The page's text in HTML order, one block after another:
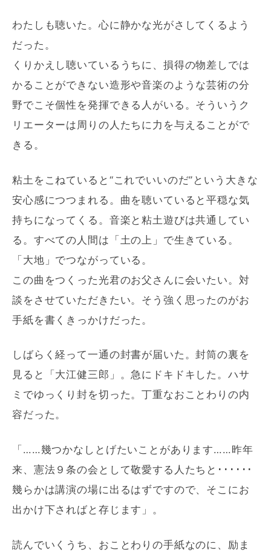
わたしも聴いた。心に静かな光がさしてくるよう
だった。
くりかえし聴いているうちに、損得の物差しでは
かることができない造形や音楽のような芸術の分
野でこそ個性を発揮できる人がいる。そういうク
リエーターは周りの人たちに力を与えることがで
きる。
粘土をこねていると“これでいいのだ”という大きな
安心感につつまれる。曲を聴いていると平穏な気
持ちになってくる。音楽と粘土遊びは共通してい
る。すべての人間は「土の上」で生きている。
「大地」でつながっている。
この曲をつくった光君のお父さんに会いたい。対
談をさせていただきたい。そう強く思ったのがお
手紙を書くきっかけだった。
しばらく経って一通の封書が届いた。封筒の裏を
見ると「大江健三郎」。急にドキドキした。ハサ
ミでゆっくり封を切った。丁重なおことわりの内
容だった。
「……幾つかなしとげたいことがあります……昨年
来、憲法９条の会として敬愛する人たちと･･････
幾らかは講演の場に出るはずですので、そこにお
出かけ下さればと存じます」。
読んでいくうち、おことわりの手紙なのに、励ま